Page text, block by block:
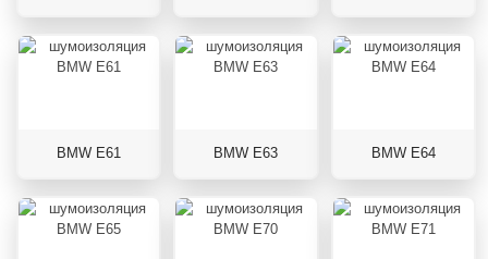
BMW E61 BMW E63 BMW E64